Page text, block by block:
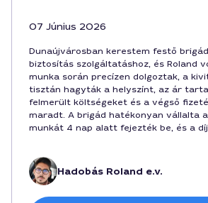
07 Június 2026
Dunaújvárosban kerestem festő
biztosítás szolgáltatáshoz, és Roland
munka során precízen dolgoztak, a
tisztán hagyták a helyszínt, az ár
felmerült költségeket és a végső
maradt. A brigád hatékonyan vállalta
munkát 4 nap alatt fejezték be, és a
Hadobás Roland e.v.